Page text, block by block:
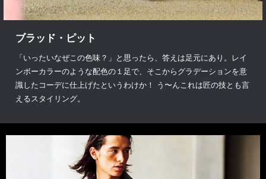
ブラッド・ピット
「いったいなぜこの色味？」と思ったら、答えは足元にあり。レイ
ンボーカラーのような配色の１足で、そこからグラデーションを意
識したコーデに仕上げたというわけか！ う〜んこれは匠の技とも言
えるスタイリング。